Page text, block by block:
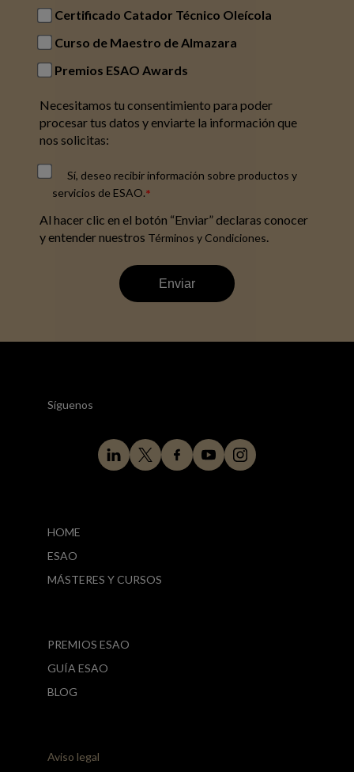
Certificado Catador Técnico Oleícola
Curso de Maestro de Almazara
Premios ESAO Awards
Necesitamos tu consentimiento para poder
procesar tus datos y enviarte la información que
nos solicitas:
Sí, deseo recibir información sobre productos y
servicios de ESAO.*
Al hacer clic en el botón “Enviar” declaras conocer
y entender nuestros Términos y Condiciones.
HOME
ESAO
MÁSTERES Y CURSOS
PREMIOS ESAO
GUÍA ESAO
BLOG
Aviso legal
Síguenos